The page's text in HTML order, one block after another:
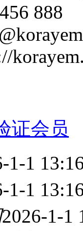
888
证会员
1-1
1-1
2026-1-1